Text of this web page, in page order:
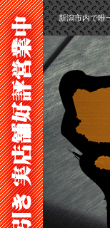
新潟市内で唯